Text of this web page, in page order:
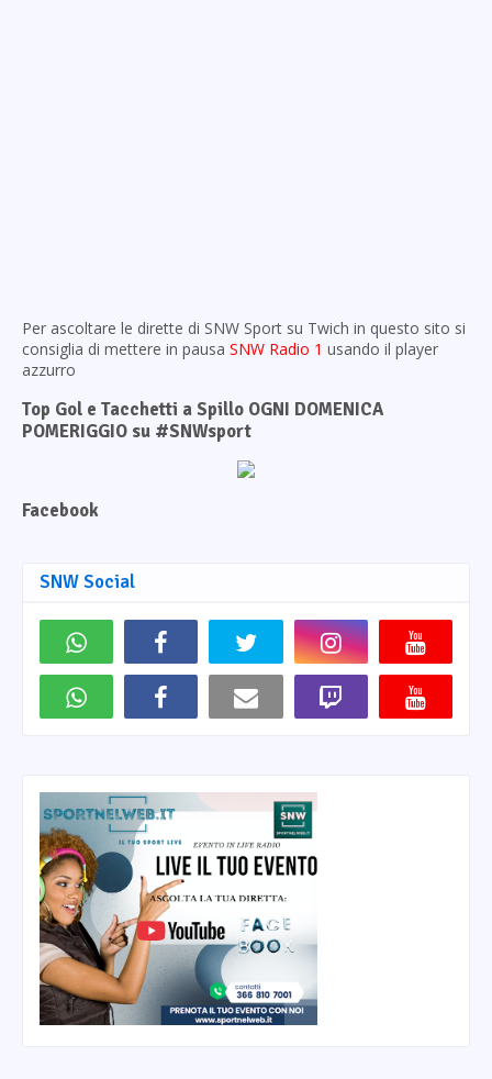
Per ascoltare le dirette di SNW Sport su Twich in questo sito si
consiglia di mettere in pausa SNW Radio 1 usando il player
azzurro
Top Gol e Tacchetti a Spillo OGNI DOMENICA
POMERIGGIO su #SNWsport
Facebook
SNW Social